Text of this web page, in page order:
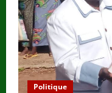
Politique